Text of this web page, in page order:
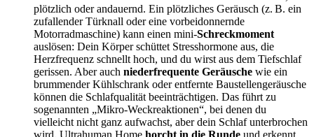
plötzlich oder andauernd. Ein plötzliches Geräusch (z. B. ein
zufallender Türknall oder eine vorbeidonnernde
Motorradmaschine) kann einen mini-Schreckmoment
auslösen: Dein Körper schüttet Stresshormone aus, die
Herzfrequenz schnellt hoch, und du wirst aus dem Tiefschlaf
gerissen. Aber auch niederfrequente Geräusche wie ein
brummender Kühlschrank oder entfernte Baustellengeräusche
können die Schlafqualität beeinträchtigen. Das führt zu
sogenannten „Mikro-Weckreaktionen“, bei denen du
vielleicht nicht ganz aufwachst, aber dein Schlaf unterbrochen
wird. Ultrahuman Home horcht in die Runde und erkennt